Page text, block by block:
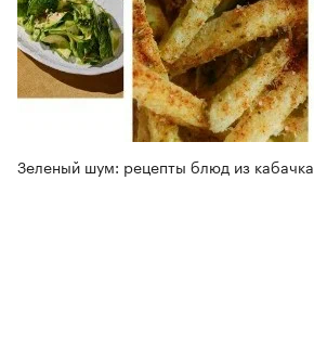
Зеленый шум: рецепты блюд из кабачка